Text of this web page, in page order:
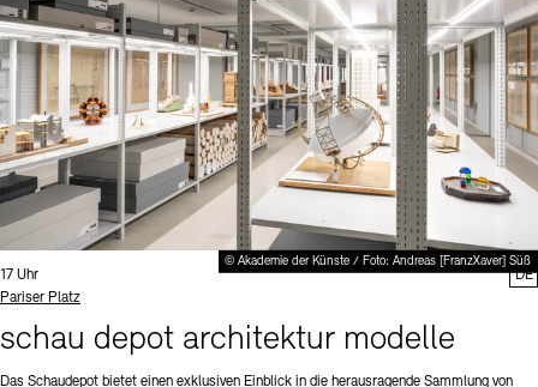
© Akademie der Künste / Foto: Andreas [FranzXaver] Süß
Uhrzeit:
17 Uhr
Standort
Pariser Platz
schau depot architektur modelle
Das Schaudepot bietet einen exklusiven Einblick in die herausragende Sammlung von
DE